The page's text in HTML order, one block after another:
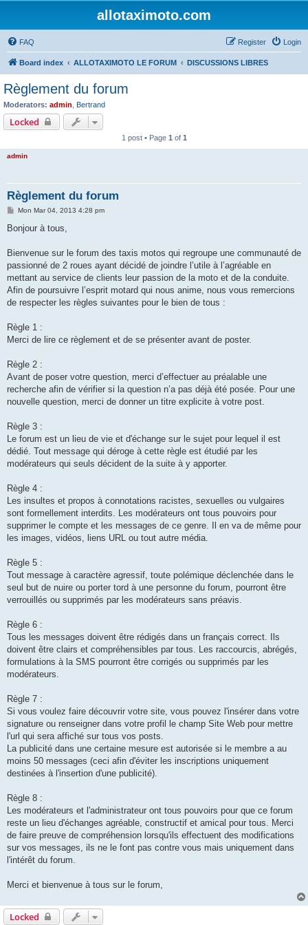
allotaximoto.com
FAQ Login
Register
Board index ALLOTAXIMOTO LE FORUM DISCUSSIONS LIBRES
Règlement du forum
Moderators: admin Bertrand
Locked
1 post • Page 1 of 1
admin
Règlement du forum
P
s
Mon Mar 04, 2013 4:28 pm
Bonjour à tous,
Bienvenue sur le forum des taxis motos qui regroupe une communauté de
passionné de 2 roues ayant décidé de joindre l’utile à l’agréable en
mettant au service de clients leur passion de la moto et de la conduite.
Afin de poursuivre l’esprit motard qui nous anime, nous vous remercions
de respecter les règles suivantes pour le bien de tous :
Règle 1 :
Merci de lire ce règlement et de se présenter avant de poster.
Règle 2 :
Avant de poser votre question, merci d’effectuer au préalable une
recherche afin de vérifier si la question n’a pas déjà été posée. Pour une
nouvelle question, merci de donner un titre explicite à votre post.
Règle 3 :
Le forum est un lieu de vie et d'échange sur le sujet pour lequel il est
dédié. Tout message qui déroge à cette règle est étudié par les
modérateurs qui seuls décident de la suite à y apporter.
Règle 4 :
Les insultes et propos à connotations racistes, sexuelles ou vulgaires
sont formellement interdits. Les modérateurs ont tous pouvoirs pour
supprimer le compte et les messages de ce genre. Il en va de même pour
les images, vidéos, liens URL ou tout autre média.
Règle 5 :
Tout message à caractère agressif, toute polémique déclenchée dans le
seul but de nuire ou porter tord à une personne du forum, pourront être
verrouillés ou supprimés par les modérateurs sans préavis.
Règle 6 :
Tous les messages doivent être rédigés dans un français correct. Ils
doivent être clairs et compréhensibles par tous. Les raccourcis, abrégés,
formulations à la SMS pourront être corrigés ou supprimés par les
modérateurs.
Règle 7 :
Si vous voulez faire découvrir votre site, vous pouvez l'insérer dans votre
signature ou renseigner dans votre profil le champ Site Web pour mettre
l'url qui sera affiché sur tous vos posts.
La publicité dans une certaine mesure est autorisée si le membre a au
moins 50 messages (ceci afin d'éviter les inscriptions uniquement
destinées à l'insertion d'une publicité).
Règle 8 :
Les modérateurs et l'administrateur ont tous pouvoirs pour que ce forum
reste un lieu d'échanges agréable, constructif et amical pour tous. Merci
de faire preuve de compréhension lorsqu'ils effectuent des modifications
sur vos messages, ils ne le font pas contre vous mais uniquement dans
l'intérêt du forum.
Merci et bienvenue à tous sur le forum,
Locked